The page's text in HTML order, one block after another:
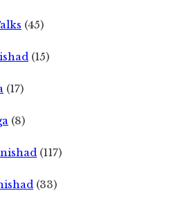
(45)
(15)
(17)
(8)
(117)
(33)